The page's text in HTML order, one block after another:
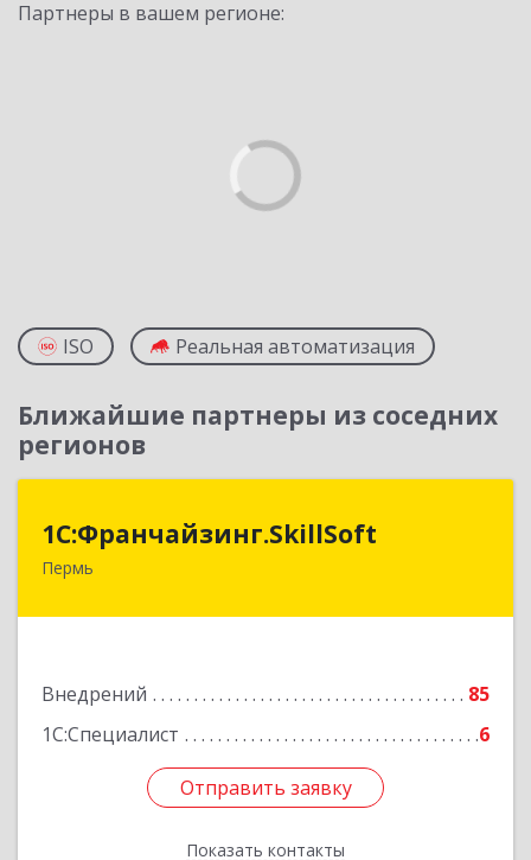
Партнеры в вашем регионе:
ISO Реальная автоматизация
Ближайшие партнеры из соседних
регионов
1С:Франчайзинг.SkillSoft
Пермь
Внедрений
85
1С:Специалист
6
Отправить заявку
Показать контакты
1С:Франчайзинг.SkillSoft
614015, Пермский край, Пермь г, Монастырская
Отправить заявку
Назад